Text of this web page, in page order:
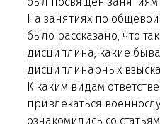
На занятиях по
было рассказано, что
дисциплина, какие
дисциплинарных
К каким видам
привлекаться
ознакомились со